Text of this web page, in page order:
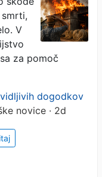
V
za pomoč
dogodkov
novice · 2d